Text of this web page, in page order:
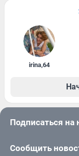
irina,64
Подписаться на
Сообщить